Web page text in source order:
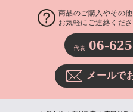
商品のご購入やその
お気軽にご連絡くださ
代表 06-
メールで